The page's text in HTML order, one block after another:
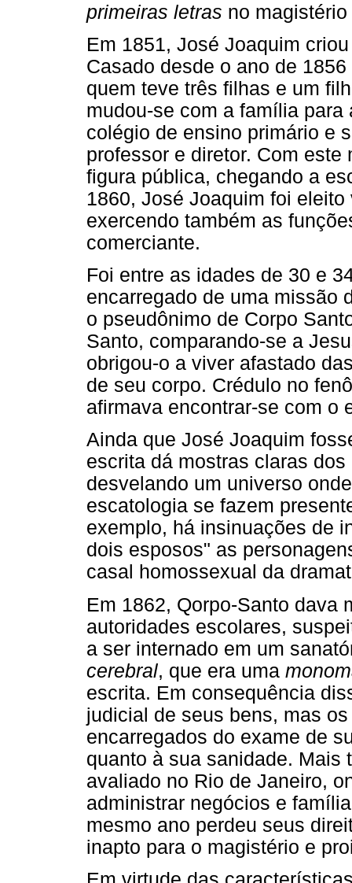
primeiras letras no
Em 1851, José Joaquim
Casado desde o ano de
quem teve três filhas e um
mudou-se com a família
colégio de ensino primário e
professor e diretor. Com
figura pública, chegando a
1860, José Joaquim foi
exercendo também as
comerciante.
Foi entre as idades de 30 e
encarregado de uma missão
o pseudônimo de Corpo
Santo, comparando-se a
obrigou-o a viver afastado
de seu corpo. Crédulo no
afirmava encontrar-se com o
Ainda que José Joaquim
escrita dá mostras claras
desvelando um universo
escatologia se fazem
exemplo, há insinuações de
dois esposos" as
casal homossexual da
Em 1862, Qorpo-Santo dava
autoridades escolares,
a ser internado em um
cerebral, que era uma
escrita. Em consequência
judicial de seus bens, mas
encarregados do exame de
quanto à sua sanidade. Mais
avaliado no Rio de Janeiro,
administrar negócios e
mesmo ano perdeu seus
inapto para o magistério e